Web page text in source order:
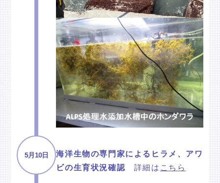
5月10日
海洋生物の専門家によるヒラメ、アワ
ビの生育状況確認 詳細は こちら